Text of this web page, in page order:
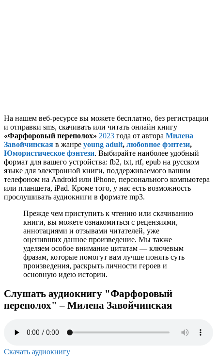
На нашем веб-ресурсе вы можете бесплатно, без регистрации
и отправки sms, скачивать или читать онлайн книгу
«Фарфоровый переполох» 2023 года от автора Милена
Завойчинская в жанре young adult, любовное фэнтези,
Юмористическое фэнтези. Выбирайте наиболее удобный
формат для вашего устройства: fb2, txt, rtf, epub на русском
языке для электронной книги, поддерживаемого вашим
телефоном на Android или iPhone, персонального компьютера
или планшета, iPad. Кроме того, у нас есть возможность
прослушивать аудиокниги в формате mp3.
Прежде чем приступить к чтению или скачиванию
книги, вы можете ознакомиться с рецензиями,
аннотациями и отзывами читателей, уже
оценивших данное произведение. Мы также
уделяем особое внимание цитатам — ключевым
фразам, которые помогут вам лучше понять суть
произведения, раскрыть личности героев и
основную идею истории.
Слушать аудиокнигу "Фарфоровый
переполох" – Милена Завойчинская
Скачать аудиокнигу